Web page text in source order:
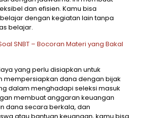
dan efisien. Kamu bisa
dengan kegiatan lain tanpa
belajar.
SNBT – Bocoran Materi yang Bakal
yang perlu disiapkan untuk
mempersiapkan dana dengan bijak
dalam menghadapi seleksi masuk
membuat anggaran keuangan
dana secara berkala, dan